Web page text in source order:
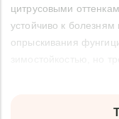
цитрусовыми
устойчиво к болезням
опрыскивания
зимостойкостью, но